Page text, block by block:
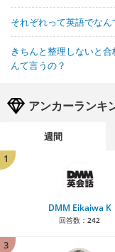
それぞれって英語でなん
きちんと整理しないと
んて言うの？
アンカーランキ
週間
1
DMM Eikaiwa K
回答数： 242
3